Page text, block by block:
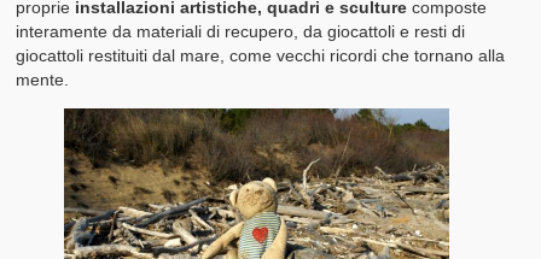
proprie installazioni artistiche, quadri e sculture composte
interamente da materiali di recupero, da giocattoli e resti di
giocattoli restituiti dal mare, come vecchi ricordi che tornano alla
mente.